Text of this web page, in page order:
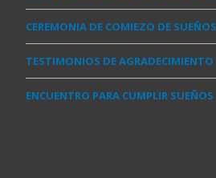
CEREMONIA DE COMIEZO DE
TESTIMONIOS DE AGRADECIMIENTO
ENCUENTRO PARA CUMPLIR SUEÑOS